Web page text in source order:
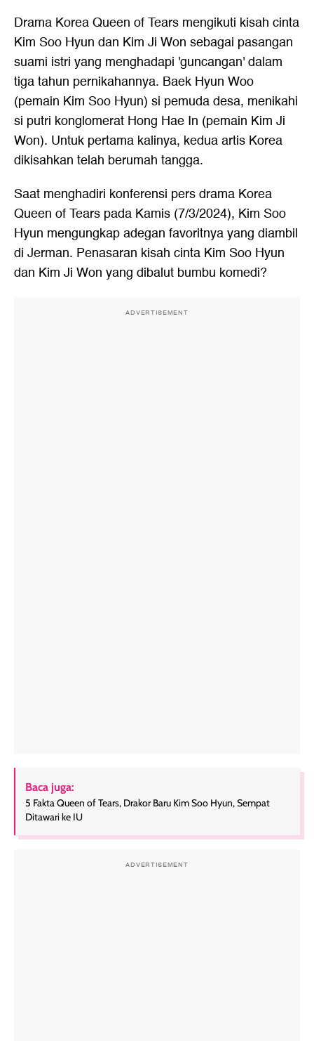
Drama Korea Queen of Tears mengikuti kisah cinta
Kim Soo Hyun dan Kim Ji Won sebagai pasangan
suami istri yang menghadapi 'guncangan' dalam
tiga tahun pernikahannya. Baek Hyun Woo
(pemain Kim Soo Hyun) si pemuda desa, menikahi
si putri konglomerat Hong Hae In (pemain Kim Ji
Won). Untuk pertama kalinya, kedua artis Korea
dikisahkan telah berumah tangga.
Saat menghadiri konferensi pers drama Korea
Queen of Tears pada Kamis (7/3/2024), Kim Soo
Hyun mengungkap adegan favoritnya yang diambil
di Jerman. Penasaran kisah cinta Kim Soo Hyun
dan Kim Ji Won yang dibalut bumbu komedi?
ADVERTISEMENT
Baca juga:
5 Fakta Queen of Tears, Drakor Baru Kim Soo Hyun, Sempat
Ditawari ke IU
ADVERTISEMENT